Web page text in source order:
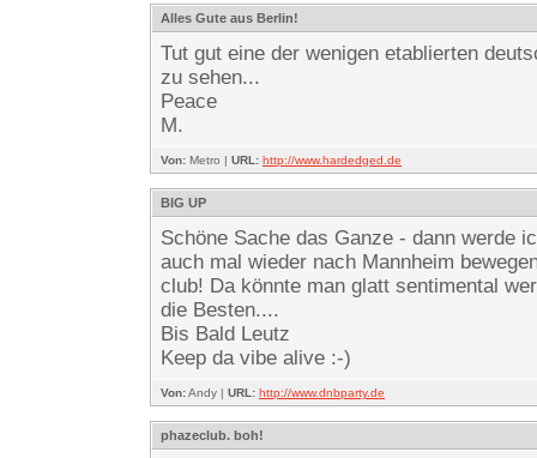
Alles Gute aus Berlin!
Tut gut eine der wenigen etablierten
zu sehen...
Peace
M.
Von: Metro | URL: http://www.hardedged.de
BIG UP
Schöne Sache das Ganze - dann werde
auch mal wieder nach Mannheim
club! Da könnte man glatt sentimental
die Besten....
Bis Bald Leutz
Keep da vibe alive :-)
Von:Andy | URL: http://www.dnbparty.de
phazeclub. boh!